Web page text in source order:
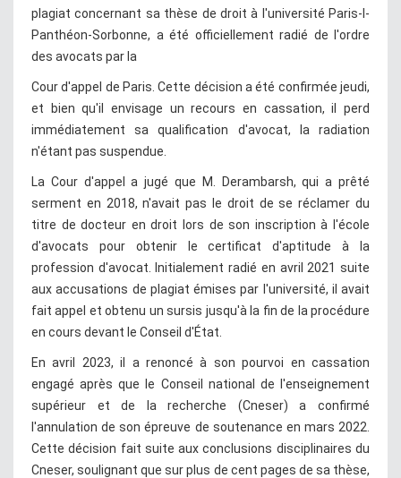
plagiat concernant sa thèse de droit à l'université Paris-I-
Panthéon-Sorbonne, a été officiellement radié de l'ordre
des avocats par la
Cour d'appel de Paris. Cette décision a été confirmée jeudi,
et bien qu'il envisage un recours en cassation, il perd
immédiatement sa qualification d'avocat, la radiation
n'étant pas suspendue.
La Cour d'appel a jugé que M. Derambarsh, qui a prêté
serment en 2018, n'avait pas le droit de se réclamer du
titre de docteur en droit lors de son inscription à l'école
d'avocats pour obtenir le certificat d'aptitude à la
profession d'avocat. Initialement radié en avril 2021 suite
aux accusations de plagiat émises par l'université, il avait
fait appel et obtenu un sursis jusqu'à la fin de la procédure
en cours devant le Conseil d'État.
En avril 2023, il a renoncé à son pourvoi en cassation
engagé après que le Conseil national de l'enseignement
supérieur et de la recherche (Cneser) a confirmé
l'annulation de son épreuve de soutenance en mars 2022.
Cette décision fait suite aux conclusions disciplinaires du
Cneser, soulignant que sur plus de cent pages de sa thèse,